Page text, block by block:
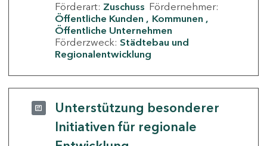
Förderart: Zuschuss Fördernehmer:
Öffentliche Kunden
Kommunen
Öffentliche Unternehmen
Förderzweck: Städtebau und
Regionalentwicklung
Unterstützung besonderer
Initiativen für regionale